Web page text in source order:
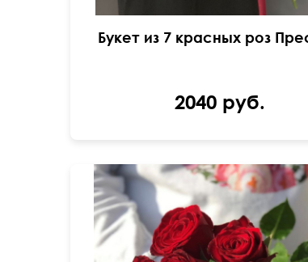
Букет из 7 красных роз
2040 руб.